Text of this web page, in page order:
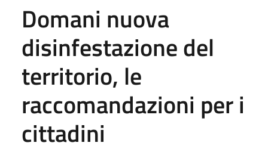
Domani nuova
disinfestazione del
territorio, le
raccomandazioni per i
cittadini